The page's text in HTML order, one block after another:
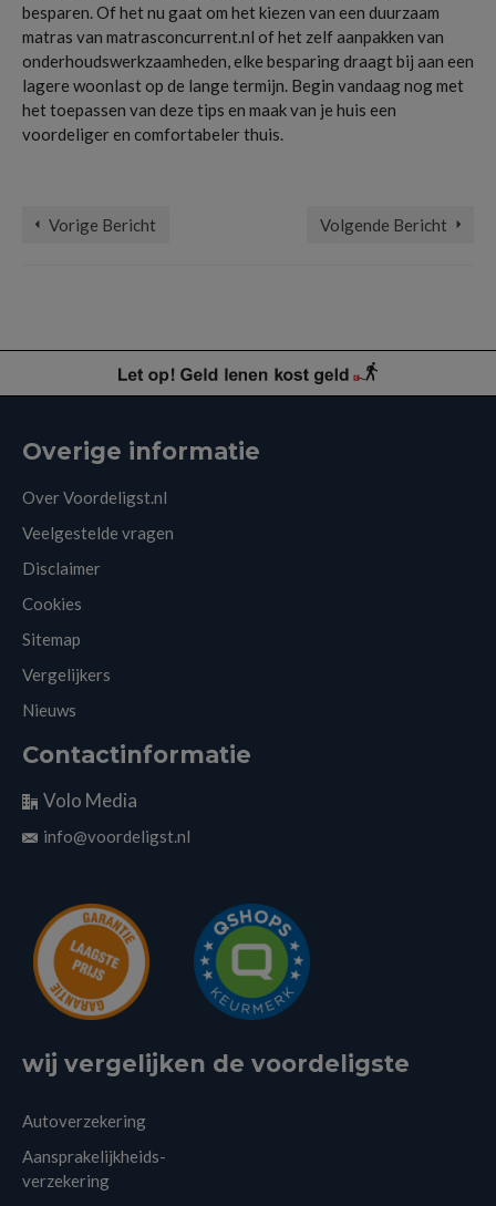
besparen. Of het nu gaat om het kiezen van een duurzaam
matras van matrasconcurrent.nl of het zelf aanpakken van
onderhoudswerkzaamheden, elke besparing draagt bij aan een
lagere woonlast op de lange termijn. Begin vandaag nog met
het toepassen van deze tips en maak van je huis een
voordeliger en comfortabeler thuis.
Vorige Bericht Volgende Bericht
Overige informatie
Over Voordeligst.nl
Veelgestelde vragen
Disclaimer
Cookies
Sitemap
Vergelijkers
Nieuws
Contactinformatie
Volo Media
info@voordeligst.nl
wij vergelijken de voordeligste
Autoverzekering
Aansprakelijkheids-
verzekering